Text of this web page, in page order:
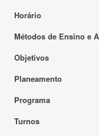
Horário
Métodos de Ensino e
Objetivos
Planeamento
Programa
Turnos